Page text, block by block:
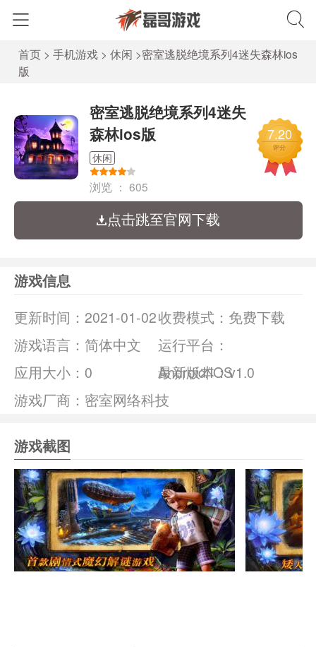
首页 > 手机游戏 > 休闲 >密室逃脱绝境系列4迷失森林ios
版
密室逃脱绝境系列4迷失
森林ios版
休闲
浏览 ： 605
7.20
评分
点击跳至官网下载
游戏信息
更新时间： 2021-01-02收费模式： 免费下载
游戏语言： 简体中文
运行平台：
Android/IOS
应用大小： 0
最新版本：v1.0
游戏厂商：密室网络科技
游戏截图